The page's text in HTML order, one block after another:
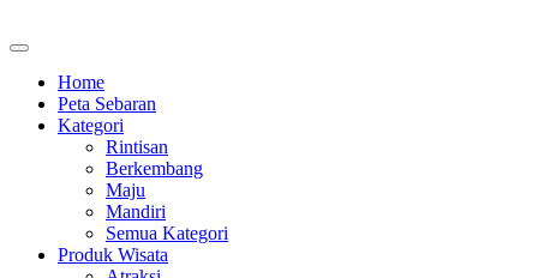
Home
Peta Sebaran
Kategori
Rintisan
Berkembang
Maju
Mandiri
Semua Kategori
Produk Wisata